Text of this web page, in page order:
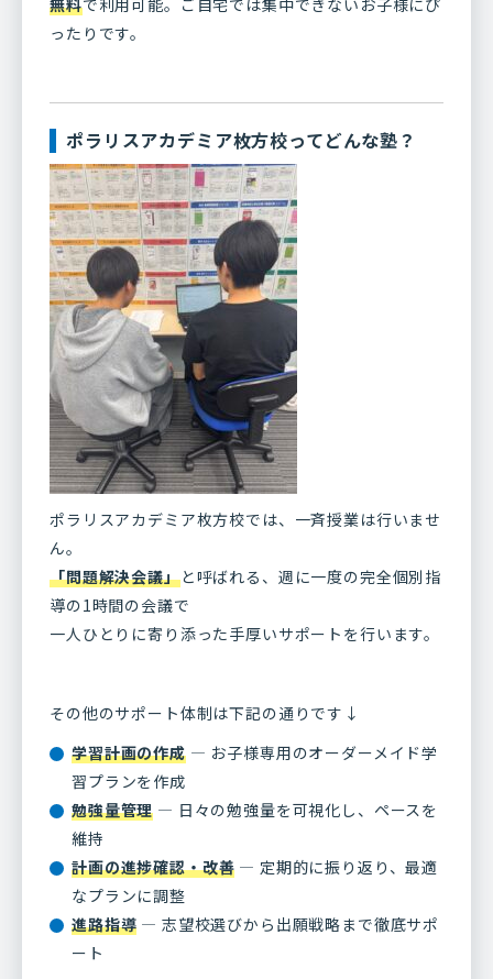
無料で利用可能。ご自宅では集中できないお子様にぴ
ったりです。
ポラリスアカデミア枚方校ってどんな塾？
ポラリスアカデミア枚方校では、一斉授業は行いませ
ん。
「問題解決会議」と呼ばれる、週に一度の完全個別指
導の1時間の会議で
一人ひとりに寄り添った手厚いサポートを行います。
その他のサポート体制は下記の通りです↓
学習計画の作成— お子様専用のオーダーメイド学
習プランを作成
勉強量管理 — 日々の勉強量を可視化し、ペースを
維持
計画の進捗確認・改善 — 定期的に振り返り、最適
なプランに調整
進路指導 — 志望校選びから出願戦略まで徹底サポ
ート